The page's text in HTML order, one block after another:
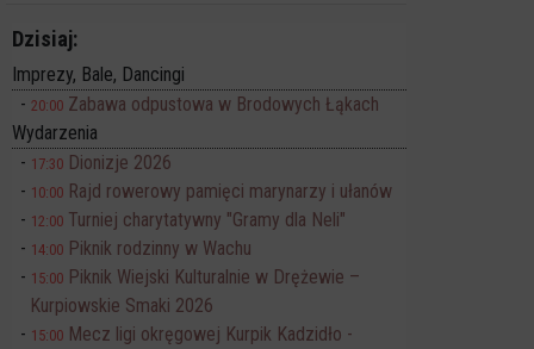
Dzisiaj:
Imprezy, Bale, Dancingi
20:00 Zabawa odpustowa w Brodowych Łąkach
Wydarzenia
17:30 Dionizje 2026
10:00 Rajd rowerowy pamięci marynarzy i ułanów
12:00 Turniej charytatywny "Gramy dla Neli"
14:00 Piknik rodzinny w Wachu
15:00 Piknik Wiejski Kulturalnie w Drężewie –
Kurpiowskie Smaki 2026
15:00 Mecz ligi okręgowej Kurpik Kadzidło -